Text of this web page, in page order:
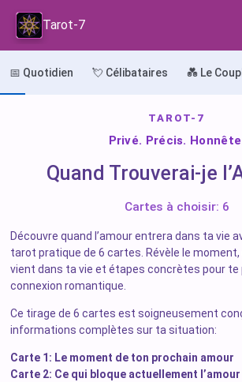
Tarot-7
📅 Quotidien 💘 Célibataires 💑 Le
TAROT-7
Privé. Précis.
Quand Trouverai-je
Cartes à choisir: 6
Découvre quand l’amour entrera dans ta vie
tarot pratique de 6 cartes. Révèle le moment,
vient dans ta vie et étapes concrètes pour te
connexion romantique.
Ce tirage de 6 cartes est soigneusement
informations complètes sur ta situation:
Carte 1: Le moment de ton prochain amour
Carte 2: Ce qui bloque actuellement l’amour